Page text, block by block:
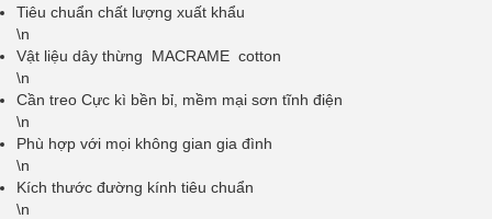
Tiêu chuẩn chất lượng xuất khẩu
\n
Vật liệu dây thừng MACRAME cotton
\n
Cần treo Cực kì bền bỉ, mềm mại sơn tĩnh điện
\n
Phù hợp với mọi không gian gia đình
\n
Kích thước đường kính tiêu chuẩn
\n